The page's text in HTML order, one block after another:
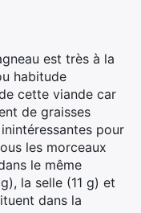
est très à la
habitude
cette viande car
de graisses
pour
les morceaux
le même
la selle (11 g) et
dans la